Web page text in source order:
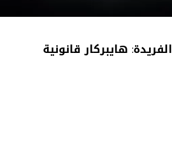
Bugatti Destrier الفريدة: هايبركار قانونية